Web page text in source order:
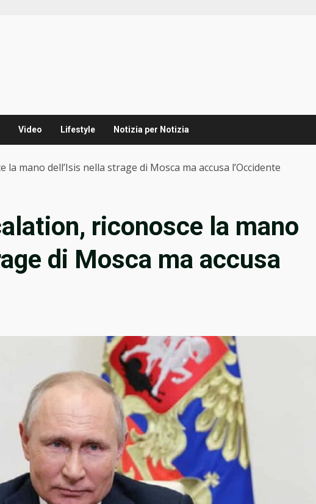
Video Lifestyle Notizia per Notizia
la mano dell’Isis nella strage di Mosca ma accusa l’Occidente
riconosce la mano
di Mosca ma accusa